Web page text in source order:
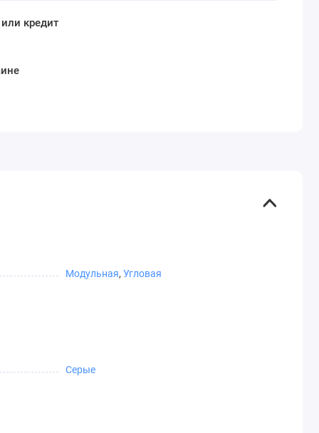
кредит
Модульная, Угловая
Серые